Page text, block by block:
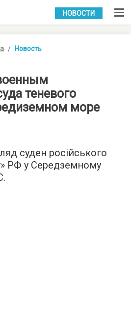
УКР РУС
НОВОСТИ
Новость
теневого
море
суден російського
РФ у Середземному